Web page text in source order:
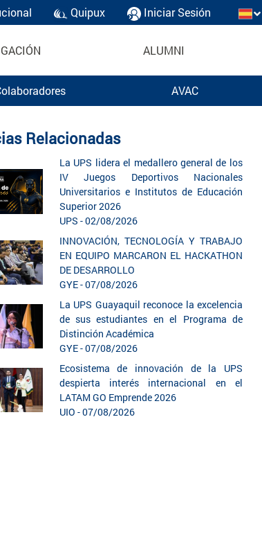
Quipux Iniciar Sesión
ALUMNI
AVAC
Relacionadas
La UPS lidera el medallero general de los
IV Juegos Deportivos Nacionales
Universitarios e Institutos de Educación
Superior 2026
UPS - 02/08/2026
INNOVACIÓN, TECNOLOGÍA Y TRABAJO
EN EQUIPO MARCARON EL HACKATHON
DE DESARROLLO
GYE - 07/08/2026
La UPS Guayaquil reconoce la excelencia
de sus estudiantes en el Programa de
Distinción Académica
GYE - 07/08/2026
Ecosistema de innovación de la UPS
despierta interés internacional en el
LATAM GO Emprende 2026
UIO - 07/08/2026